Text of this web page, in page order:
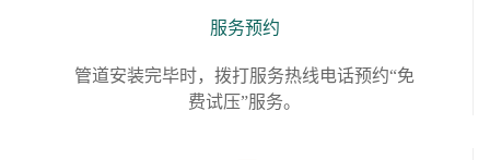
服务预约
管道安装完毕时，拨打服务热线电话预约“免
费试压”服务。